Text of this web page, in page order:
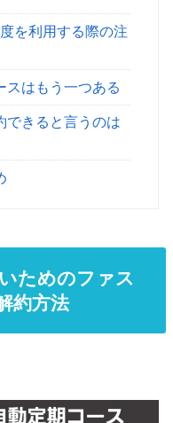
を利用する際の注
スはもう一つある
できると言うのは
ためのファス
約方法